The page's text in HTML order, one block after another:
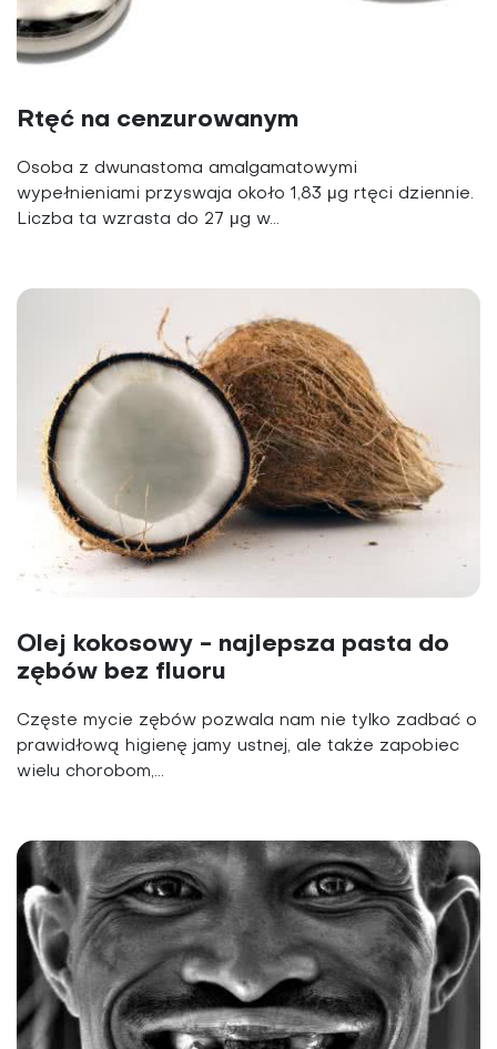
Rtęć na cenzurowanym
Osoba z dwunastoma amalgamatowymi
wypełnieniami przyswaja około 1,83 μg rtęci dziennie.
Liczba ta wzrasta do 27 μg w...
Olej kokosowy - najlepsza pasta do
zębów bez fluoru
Częste mycie zębów pozwala nam nie tylko zadbać o
prawidłową higienę jamy ustnej, ale także zapobiec
wielu chorobom,...